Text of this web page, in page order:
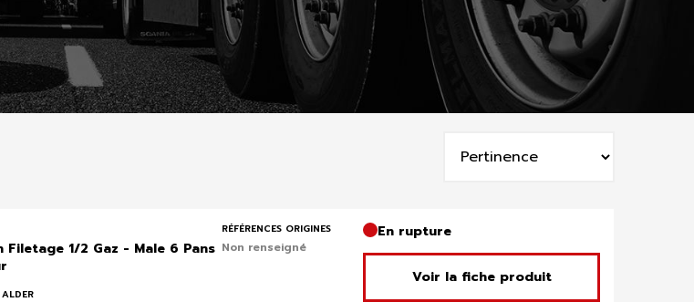
par
Filetage 1/2 Gaz - Male 6 Pans
ALDER
RÉFÉRENCES ORIGINES
Non renseigné
En rupture
Voir la fiche produit